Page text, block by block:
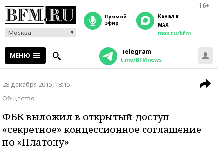
16+
Москва
прямой
эфир
Канал в
MAX
max.ru/bfm
МЕНЮ Telegram
t.me/BFMnews
28 декабря 2015, 18:15
Общество
ФБК выложил в открытый доступ
«секретное» концессионное соглашение
по «Платону»